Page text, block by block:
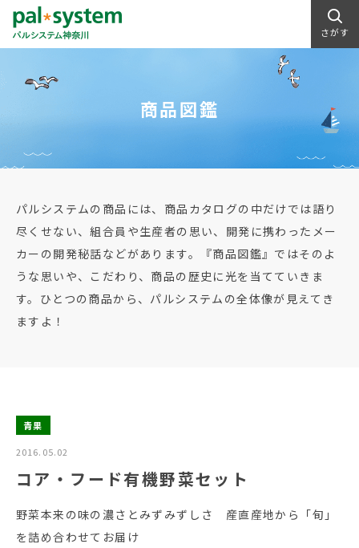
さがす
商品図鑑
パルシステムの商品には、商品カタログの中だけでは語り
尽くせない、組合員や生産者の思い、開発に携わったメー
カーの開発秘話などがあります。『商品図鑑』ではそのよ
うな思いや、こだわり、商品の歴史に光を当てていきま
す。ひとつの商品から、パルシステムの全体像が見えてき
ますよ！
青果
2016.05.02
コア・フード有機野菜セット
野菜本来の味の濃さとみずみずしさ 産直産地から「旬」
を詰め合わせてお届け